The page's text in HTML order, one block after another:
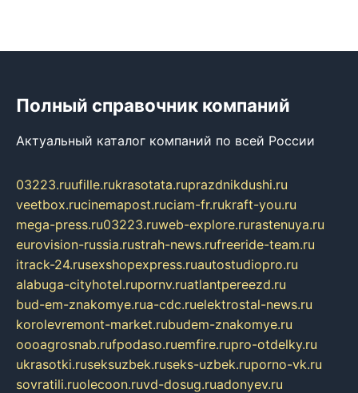
Полный справочник компаний
Актуальный каталог компаний по всей России
03223.ruufille.rukrasotata.ruprazdnikdushi.ru
veetbox.rucinemapost.ruciam-fr.rukraft-you.ru
mega-press.ru03223.ruweb-explore.rurastenuya.ru
eurovision-russia.rustrah-news.rufreeride-team.ru
itrack-24.rusexshopexpress.ruautostudiopro.ru
alabuga-cityhotel.rupornv.ruatlantpereezd.ru
bud-em-znakomye.rua-cdc.ruelektrostal-news.ru
korolevremont-market.rubudem-znakomye.ru
oooagrosnab.rufpodaso.ruemfire.rupro-otdelky.ru
ukrasotki.ruseksuzbek.ruseks-uzbek.ruporno-vk.ru
sovratili.ruolecoon.ruvd-dosug.ruadonyev.ru